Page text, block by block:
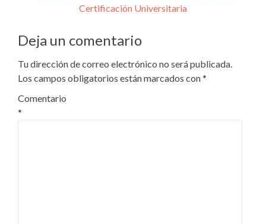
Certificación Universitaria
Deja un comentario
Tu dirección de correo electrónico no será publicada.
Los campos obligatorios están marcados con*
Comentario
*